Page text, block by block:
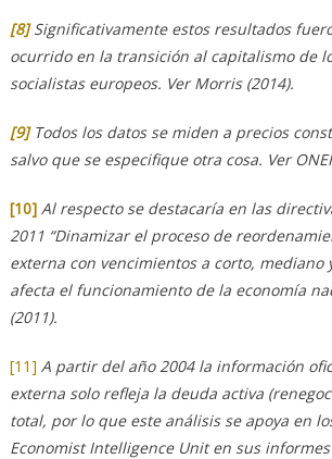
[8]Significativamente estos resultados
ocurrido en la transición al capitalismo de
socialistas europeos. Ver Morris (2014).
[9]Todos los datos se miden a precios
salvo que se especifique otra cosa. Ver
[10] Al respecto se destacaría en las
2011 “Dinamizar el proceso de
externa con vencimientos a corto, mediano
afecta el funcionamiento de la economía
(2011).
[11] A partir del año 2004 la información
externa solo refleja la deuda activa
total, por lo que este análisis se apoya en
Economist Intelligence Unit en sus